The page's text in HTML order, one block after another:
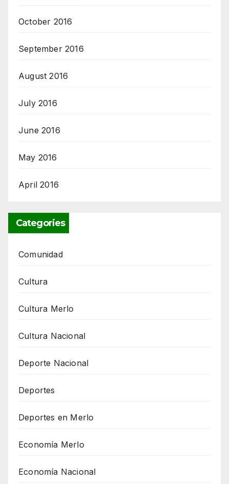
October 2016
September 2016
August 2016
July 2016
June 2016
May 2016
April 2016
Categories
Comunidad
Cultura
Cultura Merlo
Cultura Nacional
Deporte Nacional
Deportes
Deportes en Merlo
Economía Merlo
Economía Nacional